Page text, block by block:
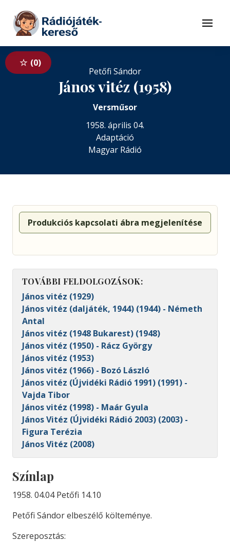
Tovább a tartalomhoz
Menü
0
Petőfi Sándor
János vitéz (1958)
Versműsor
1958. április 04.
Adaptáció
Magyar Rádió
Produkciós kapcsolati ábra megjelenítése
TOVÁBBI FELDOLGOZÁSOK:
János vitéz (1929)
János vitéz (daljáték, 1944) (1944) - Németh
Antal
János vitéz (1948 Bukarest) (1948)
János vitéz (1950) - Rácz György
János vitéz (1953)
János vitéz (1966) - Bozó László
János vitéz (Újvidéki Rádió 1991) (1991) -
Vajda Tibor
János vitéz (1998) - Maár Gyula
János Vitéz (Újvidéki Rádió 2003) (2003) -
Figura Terézia
János Vitéz (2008)
Színlap
1958. 04.04 Petőfi 14.10
Petőfi Sándor elbeszélő költeménye.
Szereposztás: